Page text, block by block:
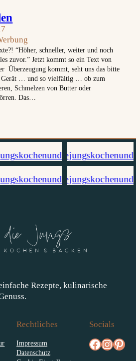
“Höher, schneller, weiter und noch
zuvor.” Jetzt kommt so ein Text von
Überzeugung kommt, seht uns das bitte
… und so vielfältig … ob zum
Schmelzen von Butter oder
Das…
Rezepte, kulinarische
Rechtliches
Impressum
Datenschutz
Socials
facebook.com/diejungskochenundbacken Instagrampinterest.com/diejungs